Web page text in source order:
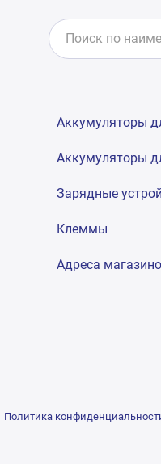
Аккумуляторы
Аккумуляторы
Зарядные
Клеммы
Адреса
Политика